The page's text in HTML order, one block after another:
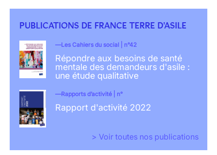
PUBLICATIONS DE FRANCE TERRE D'ASILE
Les Cahiers du social | n°42
Répondre aux besoins de santé
mentale des demandeurs d'asile :
une étude qualitative
Rapports d’activité | n°
Rapport d'activité 2022
> Voir toutes nos publications